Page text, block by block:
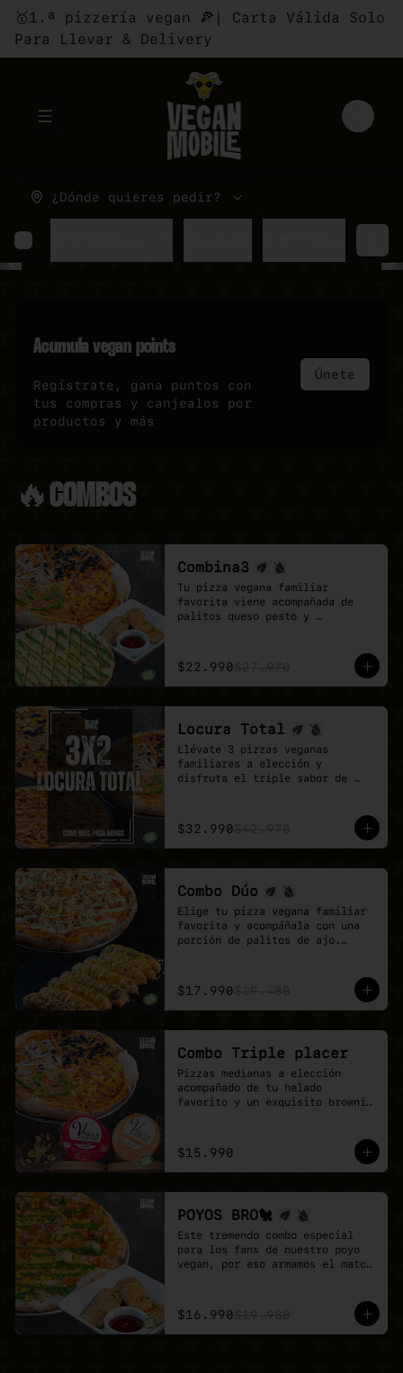
🥇1.ª pizzería vegan 🍕| Carta Válida Solo
Para Llevar & Delivery
Abrir menu de navegación Login
¿Dónde quieres pedir?
Acumulavegan points
Regístrate, gana puntos con
tus compras y canjealos por
productos y más
Únete
🔥COMBOS
Combina3
Tu pizza vegana familiar
favorita viene acompañada de
palitos queso pesto y
contundente y pensada para
quienes buscan mas sabores.
$22.990
Locura Total
Llévate 3 pizzas veganas
familiares a elección y
disfruta el triple sabor de
reuniones de trabajo o fines de
semana con hambre de pizza
vegana.
$32.990
Combo Dúo
Elige tu pizza vegana familiar
favorita y acompáñala con una
porción de palitos de ajo.
disfrutar todo el sabor de
Veganmobile.
$17.990
Combo Triple placer
Pizzas medianas a elección
acompañado de tu helado
favorito y un exquisito brownie
pizza mediana a familiar!
$15.990
POYOS BRO🐔
Este tremendo combo especial
para los fans de nuestro poyo
vegan, por eso armamos el match
elección + porción de Poyo
Tender + salsa buffalo + salsa
BBQ.
$16.990